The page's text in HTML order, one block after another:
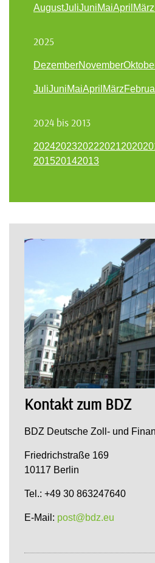
AugustJuliJuniMaiApril März
2025
DezemberNovember
JuliJuniMaiApril März
2024 bis 2013
20242023202220212020
201520142013
Kontakt zum BDZ
BDZ Deutsche Zoll- und
Friedrichstraße 169
10117 Berlin
Tel.: +49 30 863247640
E-Mail: post@bdz.eu